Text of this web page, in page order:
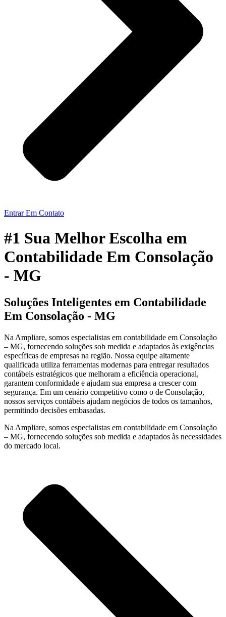
Entrar Em Contato
#1 Sua Melhor Escolha em
Contabilidade Em Consolação
- MG
Soluções Inteligentes em Contabilidade
Em Consolação - MG
Na Ampliare, somos especialistas em contabilidade em Consolação
– MG, fornecendo soluções sob medida e adaptados às exigências
específicas de empresas na região. Nossa equipe altamente
qualificada utiliza ferramentas modernas para entregar resultados
contábeis estratégicos que melhoram a eficiência operacional,
garantem conformidade e ajudam sua empresa a crescer com
segurança. Em um cenário competitivo como o de Consolação,
nossos serviços contábeis ajudam negócios de todos os tamanhos,
permitindo decisões embasadas.
Na Ampliare, somos especialistas em contabilidade em Consolação
– MG, fornecendo soluções sob medida e adaptados às necessidades
do mercado local.